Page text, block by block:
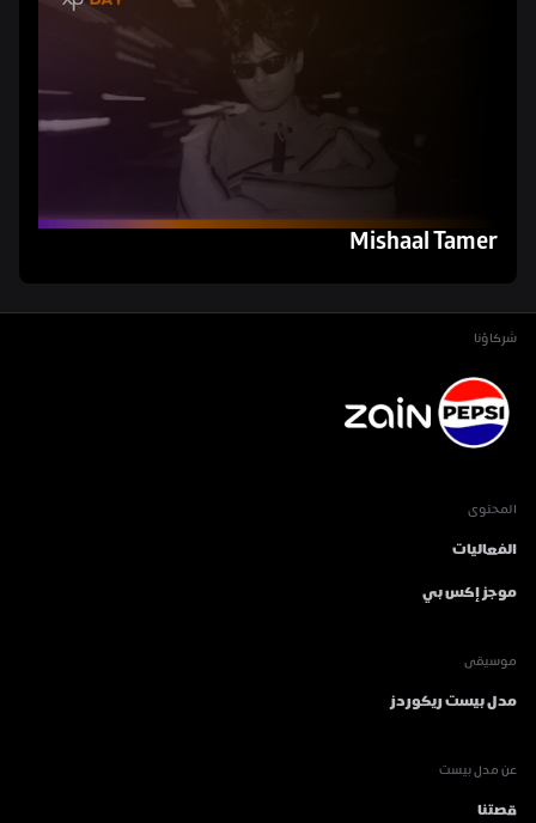
Mishaal Tamer
شركاؤنا
المحتوى
الفعاليات
موجز إكس بي
موسيقى
مدل بيست ريكوردز
عن مدل بيست
قصتنا